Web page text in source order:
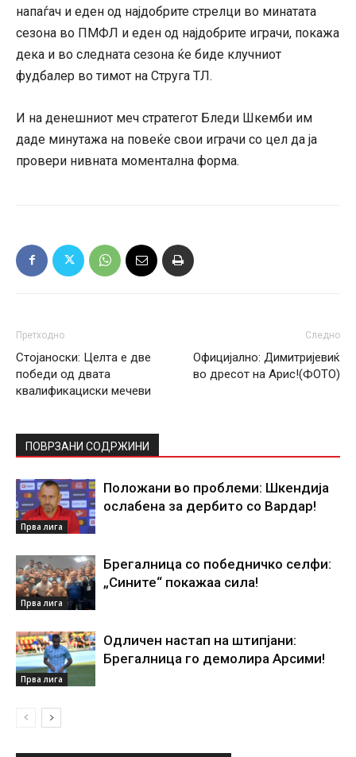
напаѓач и еден од најдобрите стрелци во минатата
сезона во ПМФЛ и еден од најдобрите играчи, покажа
дека и во следната сезона ќе биде клучниот
фудбалер во тимот на Струга ТЛ.
И на денешниот меч стратегот Бледи Шкемби им
даде минутажа на повеќе свои играчи со цел да ја
провери нивната моментална форма.
Претходно
Стојаноски: Целта е две
победи од двата
квалификациски мечеви
Следно
Официјално: Димитријевиќ
во дресот на Арис!(ФОТО)
ПОВРЗАНИ СОДРЖИНИ
Прва лига
Положани во проблеми: Шкендија
ослабена за дербито со Вардар!
Прва лига
Брегалница со победничко селфи:
„Сините“ покажаа сила!
Прва лига
Одличен настап на штипјани:
Брегалница го демолира Арсими!